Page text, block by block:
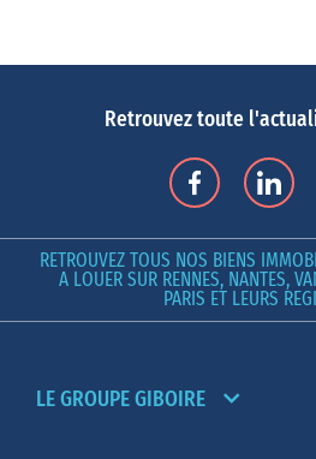
Retrouvez toute
RETROUVEZ TOUS NOS BIENS
A LOUER SUR RENNES, NANTES,
PARIS ET LEURS
LE GROUPE GIBOIRE